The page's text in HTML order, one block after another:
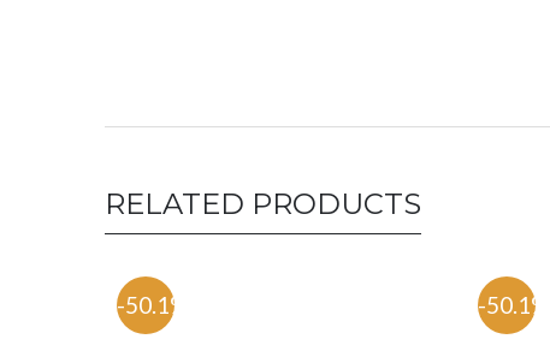
RELATED PRODUCTS
-50.1% -50.1%